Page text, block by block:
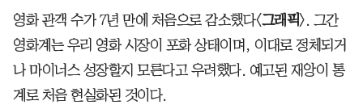
영화 관객 수가 7년 만에 처음으로 감소했다〈그래픽〉. 그간
영화계는 우리 영화 시장이 포화 상태이며, 이대로 정체되거
나 마이너스 성장할지 모른다고 우려했다. 예고된 재앙이 통
계로 처음 현실화된 것이다.